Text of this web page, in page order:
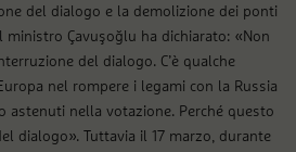
del dialogo e la demolizione dei ponti
ministro Çavuşoğlu ha dichiarato: «Non
del dialogo. C’è qualche
nel rompere i legami con la Russia
astenuti nella votazione. Perché questo
dialogo». Tuttavia il 17 marzo, durante